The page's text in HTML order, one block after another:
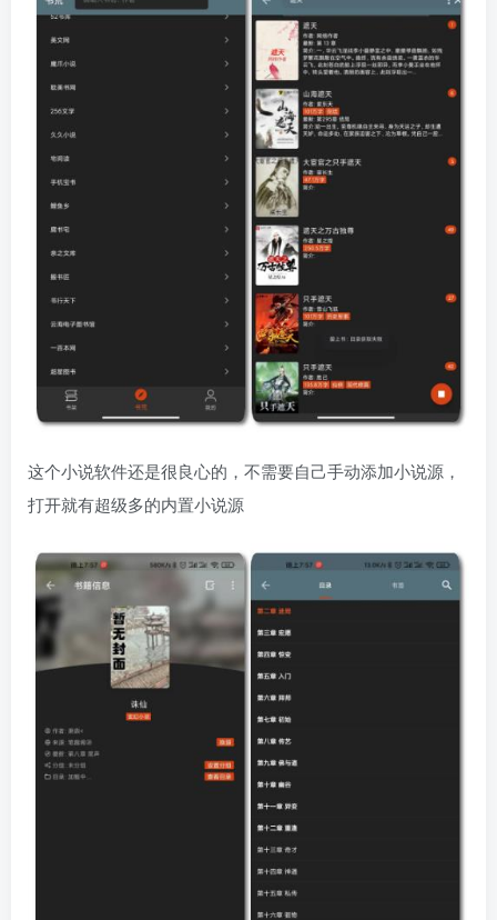
这个小说软件还是很良心的，不需要自己手动添加小说源，
打开就有超级多的内置小说源